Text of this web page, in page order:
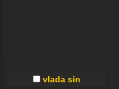
vlada sin